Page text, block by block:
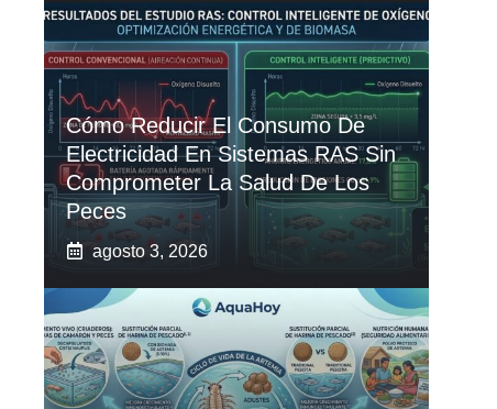
Cómo Reducir El Consumo De
Electricidad En Sistemas RAS Sin
Comprometer La Salud De Los
Peces
agosto 3, 2026